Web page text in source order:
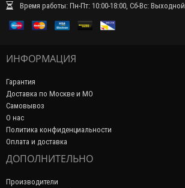
Время работы: Пн-Пт: 10:00-18:00, Сб-Вс: Выходной
ИНФОРМАЦИЯ
Гарантия
Доставка по Москве и МО
Самовывоз
О нас
Политика конфиденциальности
Оплата и доставка
ДОПОЛНИТЕЛЬНО
Производители